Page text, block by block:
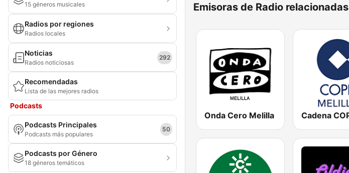
15 géneros musicales
Radios por regiones
Radios locales
Noticias
Radios noticiosas
292
Recomendadas
Lista de las mejores radios
Podcasts
Podcasts Principales
Podcasts más populares
50
Podcasts por Género
18 géneros temáticos
Emisoras de Radio relacionadas
Onda Cero Melilla